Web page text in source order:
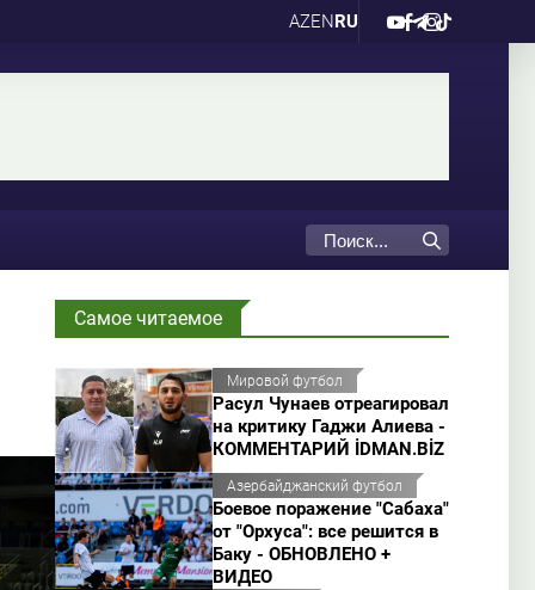
AZENRU
Самое читаемое
Мировой футбол
Расул Чунаев отреагировал
на критику Гаджи Алиева -
КОММЕНТАРИЙ İDMAN.BİZ
Азербайджанский футбол
Боевое поражение "Сабаха"
от "Орхуса": все решится в
Баку - ОБНОВЛЕНО +
ВИДЕО